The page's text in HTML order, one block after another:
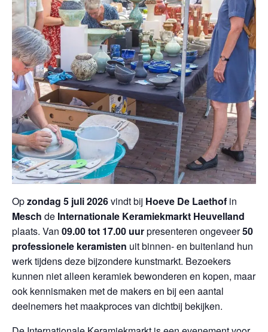
Opzondag 5 juli 2026vindt bij Hoeve De Laethof in
Mesch de Internationale Keramiekmarkt Heuvelland
plaats. Van 09.00 tot 17.00 uurpresenteren ongeveer50
professionele keramisten uit binnen- en buitenland hun
werk tijdens deze bijzondere kunstmarkt. Bezoekers
kunnen niet alleen keramiek bewonderen en kopen, maar
ook kennismaken met de makers en bij een aantal
deelnemers het maakproces van dichtbij bekijken.